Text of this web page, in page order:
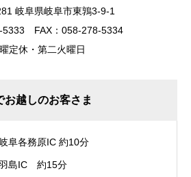
岐阜県岐阜市東鶉3-9-1
5333 FAX：058-278-5334
定休・第二火曜日
お越しのお客さま
阜各務原IC 約10分
島IC 約15分